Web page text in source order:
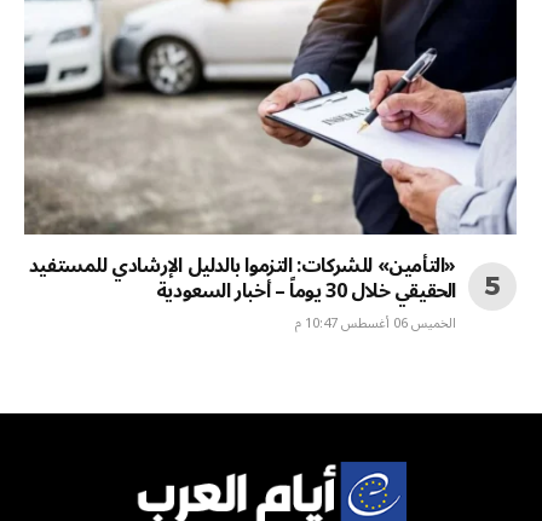
«التأمين» للشركات: التزموا بالدليل الإرشادي للمستفيد
الحقيقي خلال 30 يوماً – أخبار السعودية
الخميس 06 أغسطس 10:47 م